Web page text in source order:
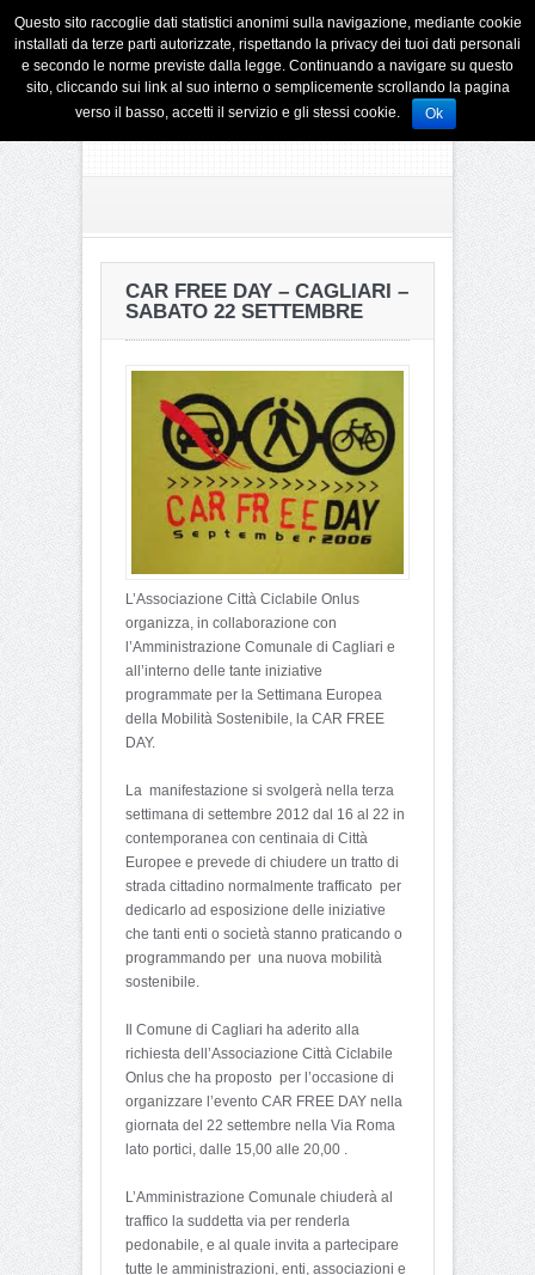
CAR FREE DAY – CAGLIARI –
SABATO 22 SETTEMBRE
L’Associazione Città Ciclabile Onlus
organizza, in collaborazione con
l’Amministrazione Comunale di Cagliari e
all’interno delle tante iniziative
programmate per la Settimana Europea
della Mobilità Sostenibile, la CAR FREE
DAY.
La manifestazione si svolgerà nella terza
settimana di settembre 2012 dal 16 al 22 in
contemporanea con centinaia di Città
Europee e prevede di chiudere un tratto di
strada cittadino normalmente trafficato per
dedicarlo ad esposizione delle iniziative
che tanti enti o società stanno praticando o
programmando per una nuova mobilità
sostenibile.
Il Comune di Cagliari ha aderito alla
richiesta dell’Associazione Città Ciclabile
Onlus che ha proposto per l’occasione di
organizzare l’evento CAR FREE DAY nella
giornata del 22 settembre nella Via Roma
lato portici, dalle 15,00 alle 20,00 .
L’Amministrazione Comunale chiuderà al
traffico la suddetta via per renderla
pedonabile, e al quale invita a partecipare
tutte le amministrazioni, enti, associazioni e
Questo sito raccoglie dati statistici anonimi sulla navigazione, mediante cookie
installati da terze parti autorizzate, rispettando la privacy dei tuoi dati personali
e secondo le norme previste dalla legge. Continuando a navigare su questo
sito, cliccando sui link al suo interno o semplicemente scrollando la pagina
verso il basso, accetti il servizio e gli stessi cookie.
Ok